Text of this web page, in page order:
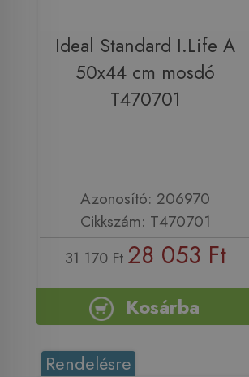
Ideal Standard I.Life A
50x44 cm mosdó
T470701
Azonosító: 206970
Cikkszám: T470701
31 170 Ft 28 053 Ft
Kosárba
Rendelésre